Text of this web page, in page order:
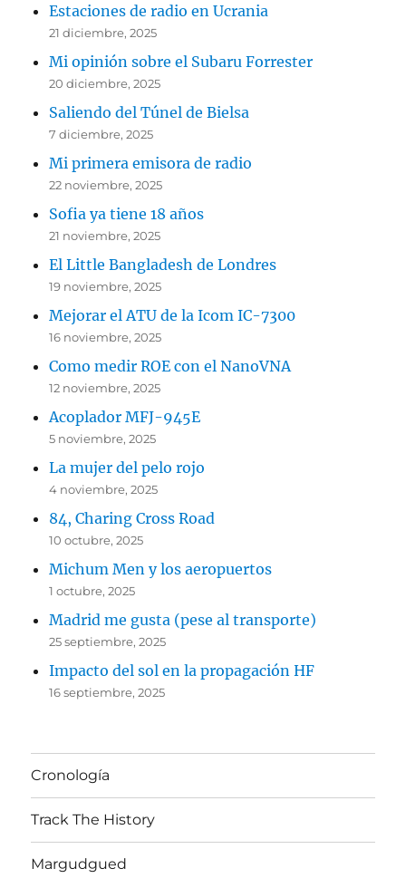
Estaciones de radio en Ucrania
21 diciembre, 2025
Mi opinión sobre el Subaru Forrester
20 diciembre, 2025
Saliendo del Túnel de Bielsa
7 diciembre, 2025
Mi primera emisora de radio
22 noviembre, 2025
Sofia ya tiene 18 años
21 noviembre, 2025
El Little Bangladesh de Londres
19 noviembre, 2025
Mejorar el ATU de la Icom IC-7300
16 noviembre, 2025
Como medir ROE con el NanoVNA
12 noviembre, 2025
Acoplador MFJ-945E
5 noviembre, 2025
La mujer del pelo rojo
4 noviembre, 2025
84, Charing Cross Road
10 octubre, 2025
Michum Men y los aeropuertos
1 octubre, 2025
Madrid me gusta (pese al transporte)
25 septiembre, 2025
Impacto del sol en la propagación HF
16 septiembre, 2025
Cronología
Track The History
Margudgued